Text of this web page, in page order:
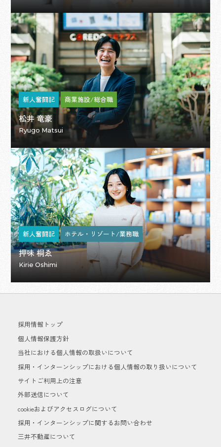
新人奮闘記 商業施設/総合職
松井 竜豪
Ryugo Matsui
新人奮闘記 ホテル・リゾート/業務職
押味 桐ゑ
Kirie Oshimi
採用情報トップ
個人情報保護方針
当社における個人情報の取扱いについて
採用・インターンシップにおける個人情報の取り扱いについて
サイトご利用上の注意
外部送信について
cookieおよびアクセスログについて
採用・インターンシップに関するお問い合わせ
三井不動産について